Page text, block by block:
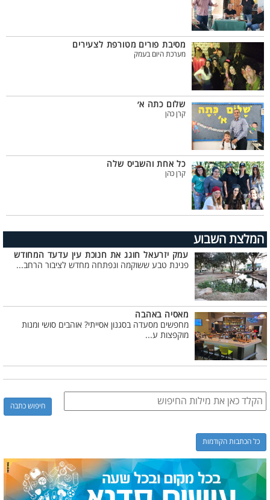
מסיבת פורים מטורפת לצעירים
מערכת היום בעמק
שלום כתה א׳
קרן כהן
כל אחת והשביס שלה
קרן כהן
המלצת השבוע
עמק יזרעאל חוגג את חנוכת עין עדעד המחודש
פנינת טבע ששוקמה ונפתחה מחדש לציבור הרחב...
מאסיה באהבה
מחפשים מסעדה בסגנון אסייתי? אוהבים סושי ומנות
מוקפצות ע...
כל הכתבות הקודמות